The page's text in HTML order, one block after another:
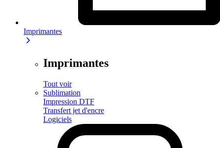
Imprimantes
Imprimantes
Tout voir
Sublimation
Impression DTF
Transfert jet d'encre
Logiciels